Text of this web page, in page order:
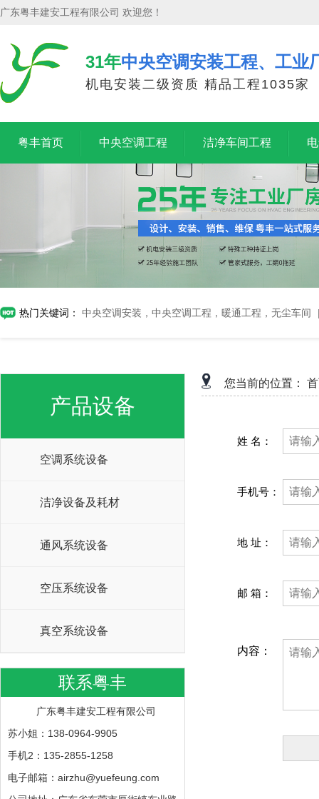
广东粤丰建安工程有限公司 欢迎您！
31年中央空调安装工程、工业
机电安装二级资质 精品工程1035家
粤丰首页 中央空调工程 洁净车间工程
热门关键词： 中央空调安装，中央空调工程，暖通工程，无尘车间
产品设备
空调系统设备
洁净设备及耗材
通风系统设备
空压系统设备
真空系统设备
联系粤丰
广东粤丰建安工程有限公司
苏小姐：138-0964-9905
手机2：135-2855-1258
电子邮箱：airzhu@yuefeung.com
您当前的位置：
姓 名：
手机号：
地 址：
邮 箱：
内容：